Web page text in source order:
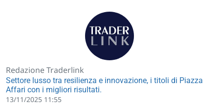
Redazione Traderlink
Settore lusso tra resilienza e innovazione, i titoli di Piazza
Affari con i migliori risultati.
13/11/2025 11:55